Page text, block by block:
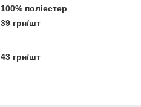
100% поліестер
39 грн/шт
43 грн/шт